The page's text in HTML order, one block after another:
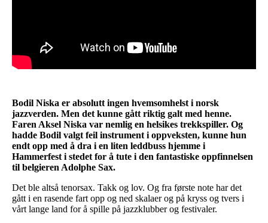
Bodil Niska er absolutt ingen hvemsomhelst i norsk
jazzverden. Men det kunne gått riktig galt med henne.
Faren Aksel Niska var nemlig en helsikes trekkspiller. Og
hadde Bodil valgt feil instrument i oppveksten, kunne hun
endt opp med å dra i en liten leddbuss hjemme i
Hammerfest i stedet for å tute i den fantastiske oppfinnelsen
til belgieren Adolphe Sax.
Det ble altså tenorsax. Takk og lov. Og fra første note har det
gått i en rasende fart opp og ned skalaer og på kryss og tvers i
vårt lange land for å spille på jazzklubber og festivaler.